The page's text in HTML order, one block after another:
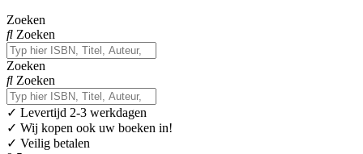
Zoeken
Zoeken
Zoeken
Zoeken
✓ Levertijd 2-3 werkdagen
✓ Wij kopen ook uw boeken in!
✓ Veilig betalen